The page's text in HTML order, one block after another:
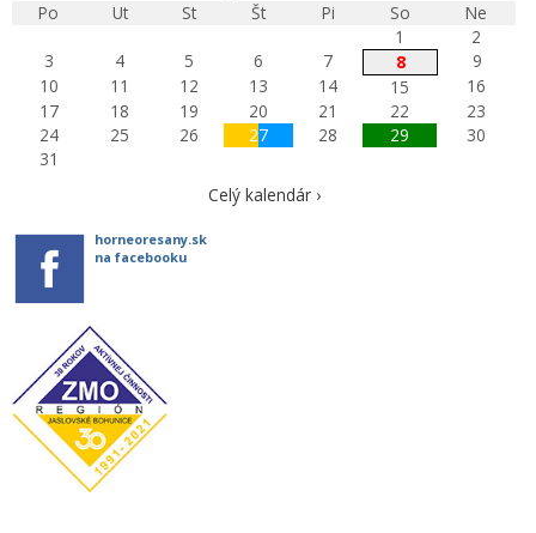
Po
Ut St Št Pi So
Ne
1
2
3
4 5 6 7 8
9
10
11 12 13 14 15
16
17
18 19 20 21 22
23
24
25 26 27 28 29
30
31
Celý kalendár ›
horneoresany.sk
na facebooku